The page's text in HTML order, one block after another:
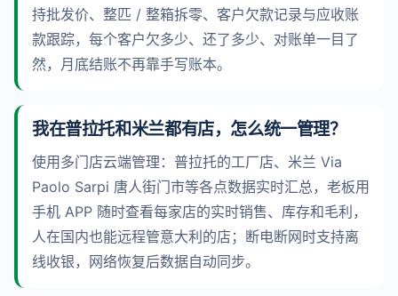
持批发价、整匹 / 整箱拆零、客户欠款记录与应收账
款跟踪，每个客户欠多少、还了多少、对账单一目了
然，月底结账不再靠手写账本。
我在普拉托和米兰都有店，怎么统一管理？
使用多门店云端管理：普拉托的工厂店、米兰 Via
Paolo Sarpi 唐人街门市等各点数据实时汇总，老板用
手机 APP 随时查看每家店的实时销售、库存和毛利，
人在国内也能远程管意大利的店；断电断网时支持离
线收银，网络恢复后数据自动同步。